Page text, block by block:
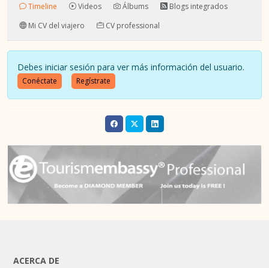
Timeline Videos Álbums
Blogs integrados
Mi CV del viajero
CV professional
Debes iniciar sesión para ver más información del usuario.
Conéctate Regístrate
ACERCA DE